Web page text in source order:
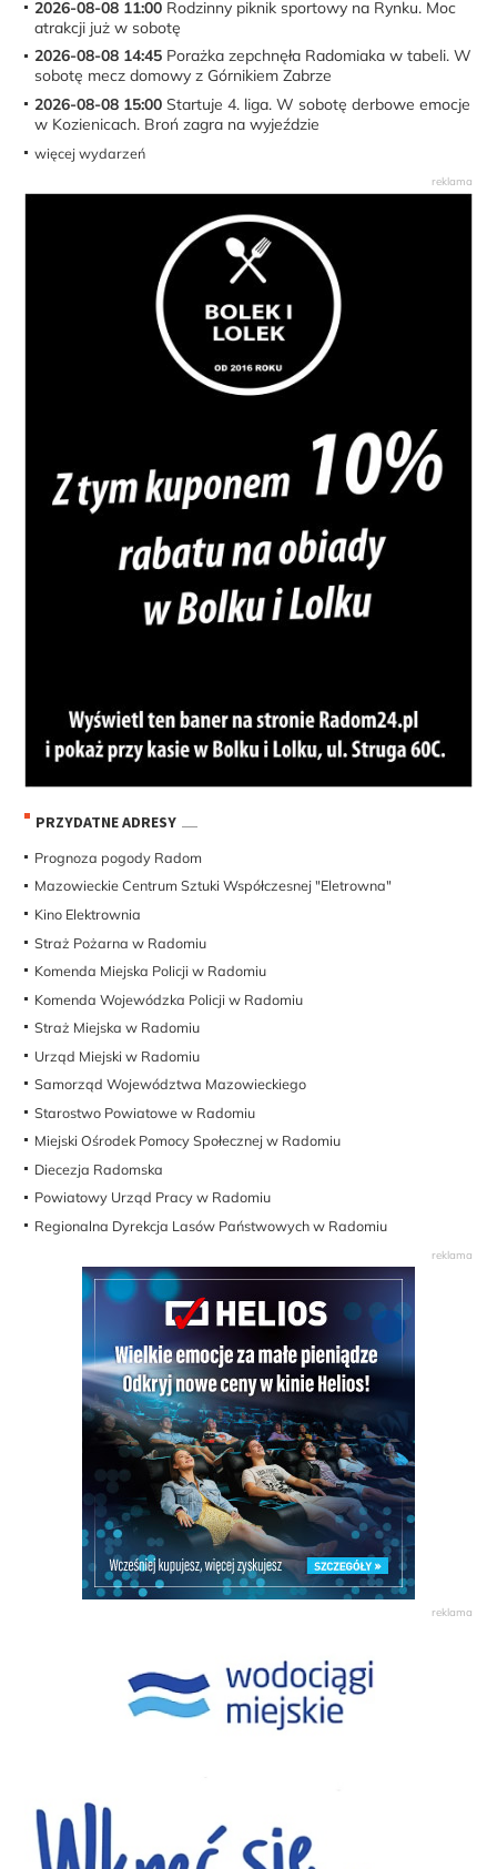
2026-08-08 11:00 Rodzinny piknik sportowy na Rynku. Moc
atrakcji już w sobotę
2026-08-08 14:45 Porażka zepchnęła Radomiaka w tabeli. W
sobotę mecz domowy z Górnikiem Zabrze
2026-08-08 15:00 Startuje 4. liga. W sobotę derbowe emocje
w Kozienicach. Broń zagra na wyjeździe
więcej wydarzeń
PRZYDATNE ADRESY
Prognoza pogody Radom
Mazowieckie Centrum Sztuki Współczesnej "Eletrowna"
Kino Elektrownia
Straż Pożarna w Radomiu
Komenda Miejska Policji w Radomiu
Komenda Wojewódzka Policji w Radomiu
Straż Miejska w Radomiu
Urząd Miejski w Radomiu
Samorząd Województwa Mazowieckiego
Starostwo Powiatowe w Radomiu
Miejski Ośrodek Pomocy Społecznej w Radomiu
Diecezja Radomska
Powiatowy Urząd Pracy w Radomiu
Regionalna Dyrekcja Lasów Państwowych w Radomiu